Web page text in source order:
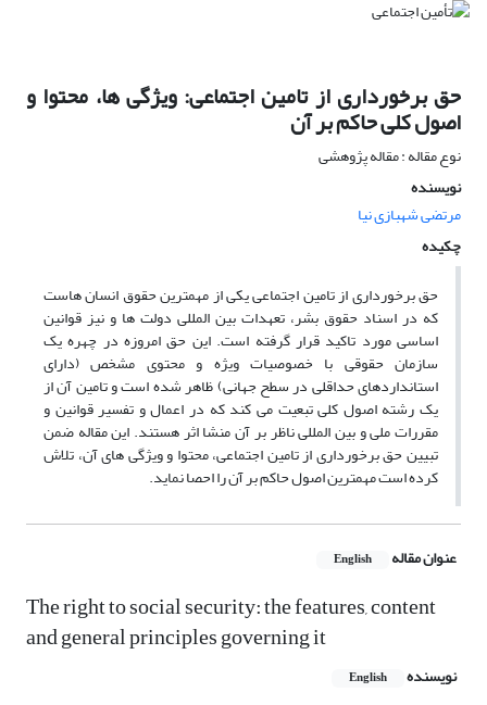
حق برخورداری از تامین اجتماعی: ویژگی ها، محتوا و
اصول کلی حاکم بر آن
نوع مقاله : مقاله پژوهشی
نویسنده
مرتضی شهبازی نیا
چکیده
حق برخورداری از تامین اجتماعی یکی از مهمترین حقوق انسان هاست
که در اسناد حقوق بشر، تعهدات بین المللی دولت ها و نیز قوانین
اساسی مورد تاکید قرار گرفته است. این حق امروزه در چهره یک
سازمان حقوقی با خصوصیات ویژه و محتوی مشخص (دارای
استانداردهای حداقلی در سطح جهانی) ظاهر شده است و تامین آن از
یک رشته اصول کلی تبعیت می کند که در اعمال و تفسیر قوانین و
مقررات ملی و بین المللی ناظر بر آن منشا اثر هستند. این مقاله ضمن
تبیین حق برخورداری از تامین اجتماعی، محتوا و ویژگی های آن، تلاش
کرده است مهمترین اصول حاکم بر آن را احصا نماید.
عنوان مقاله English
The right to social security: the features, content
and general principles governing it
نویسنده English